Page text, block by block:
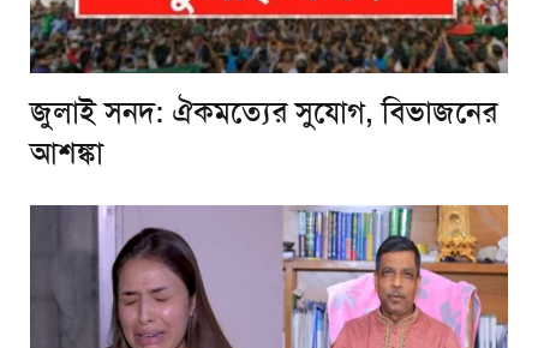
জুলাই সনদ: ঐকমত্যের সুযোগ, বিভাজনের
আশঙ্কা